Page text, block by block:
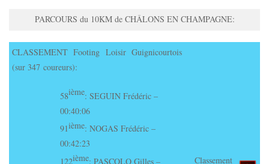
PARCOURS du 10KM de CHÂLONS EN CHAMPAGNE:
CLASSEMENT Footing Loisir Guignicourtois
(sur 347 coureurs):
58ième: SEGUIN Frédéric –
00:40:06
91ième: NOGAS Frédéric –
00:42:23
122ième: PASCOLO Gilles –
Classement